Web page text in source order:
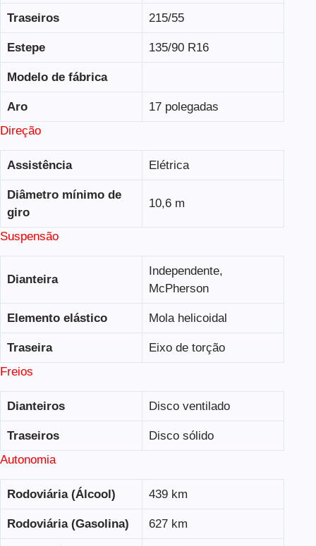
Traseiros 215/55
Estepe 135/90 R16
Modelo de fábrica
Aro
17 polegadas
Direção
Assistência Elétrica
Diâmetro mínimo de
giro
10,6 m
Suspensão
Dianteira
Independente,
McPherson
Elemento elástico Mola helicoidal
Traseira
Eixo de torção
Freios
Dianteiros Disco ventilado
Traseiros
Disco sólido
Autonomia
Rodoviária (Álcool) 439 km
Rodoviária (Gasolina) 627 km